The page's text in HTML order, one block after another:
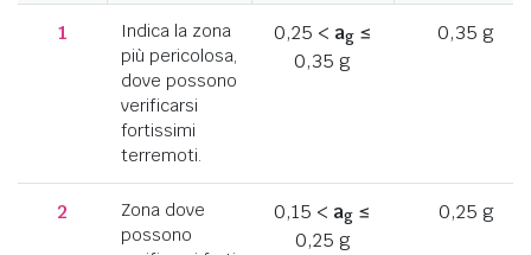
1
Indica la zona
più pericolosa,
dove possono
verificarsi
fortissimi
terremoti.
0,25 < ag≤
0,35 g
0,35 g
2
Zona dove
possono
0,15 < ag ≤
0,25 g
0,25 g